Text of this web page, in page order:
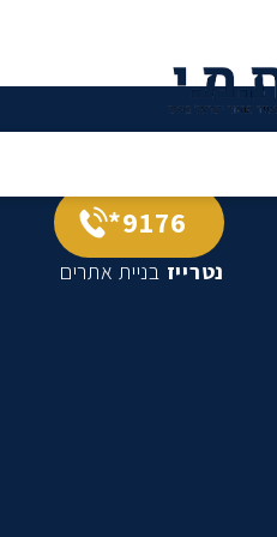
9176*
נטרייז בניית אתרים